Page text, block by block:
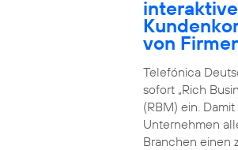
interaktive
von
Telefónica
sofort „Rich
(RBM) ein.
Unternehmen
Branchen einen